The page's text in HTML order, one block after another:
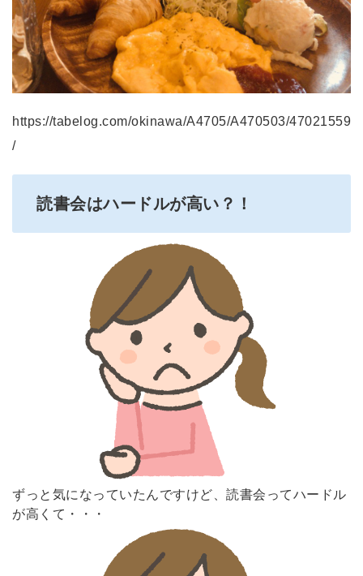
https://tabelog.com/okinawa/A4705/A470503/47021559
/
読書会はハードルが高い？！
ずっと気になっていたんですけど、読書会ってハードル
が高くて・・・